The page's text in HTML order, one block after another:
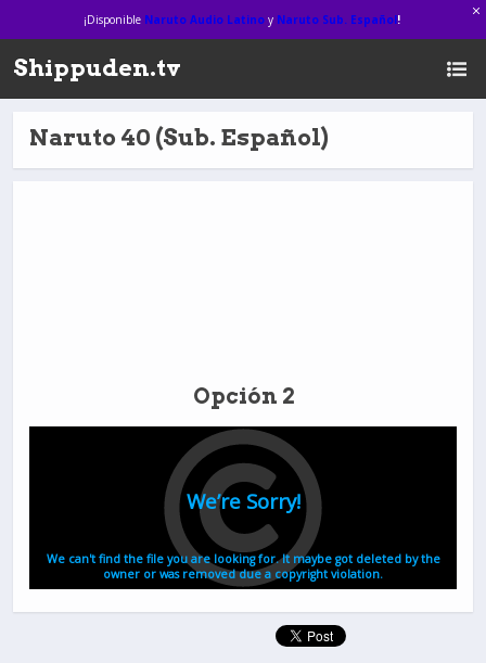
¡Disponible Naruto Audio Latinoy Naruto Sub. Español!
Shippuden.tv
Naruto 40 (Sub. Español)
Opción 2